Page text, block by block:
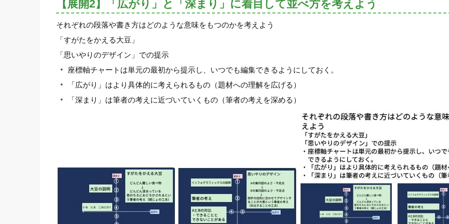
【展開2】「広がり」と「深まり」に着目して並べ方を考えよう
それぞれの段落や書き方はどのような意味をもつのかを考えよう
「すがたをかえる大豆」
「思いやりのデザイン」での提示
座標軸チャートは単元の最初から提示し、いつでも編集できるようにしておく。
「広がり」はより具体的に考えられるもの（題材への理解を広げる）
「深まり」は筆者の考えに近づいていくもの（筆者の考えを深める）